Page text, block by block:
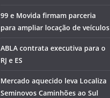
99 e Movida firmam parceria
para ampliar locação de veículos
ABLA contrata executiva para o
RJ e ES
Mercado aquecido leva Localiza
Seminovos Caminhões ao Sul